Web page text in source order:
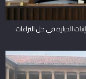
الحيازة في حل النزاعات